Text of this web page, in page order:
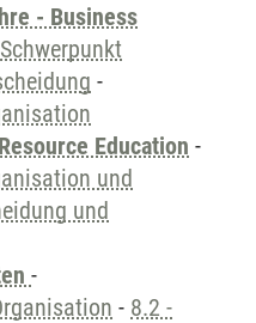
- Business
-
Education -
und
und
-
- 8.2 -